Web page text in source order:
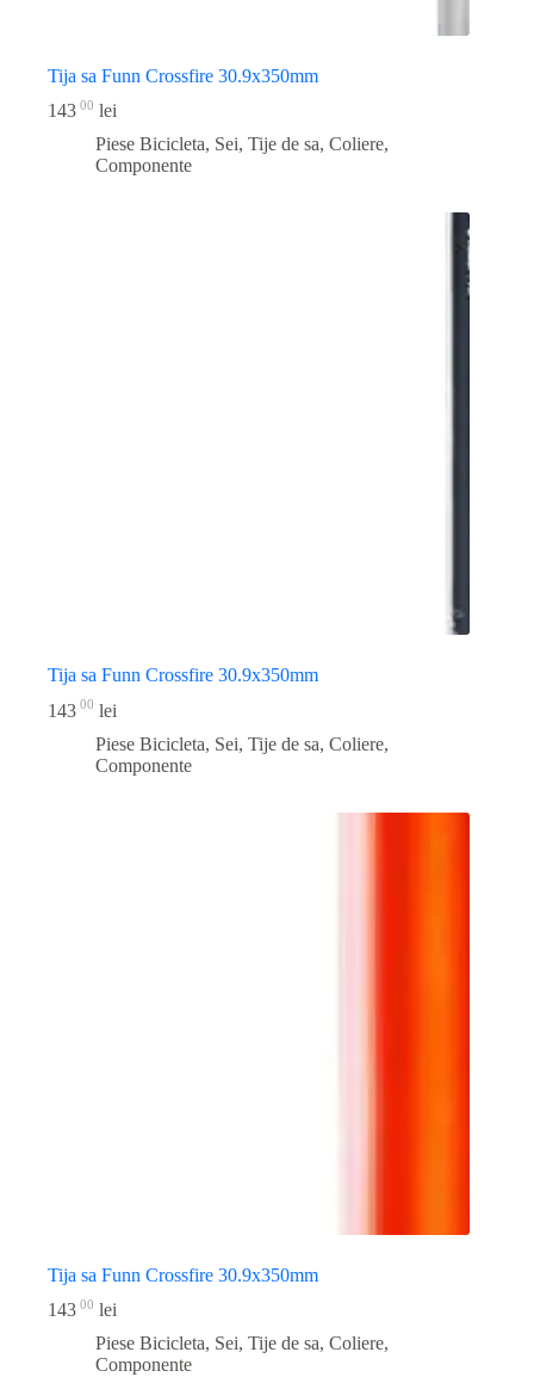
Tija sa Funn Crossfire 30.9x350mm
143 00 lei
Piese Bicicleta, Sei, Tije de sa, Coliere,
Componente
Tija sa Funn Crossfire 30.9x350mm
143 00 lei
Piese Bicicleta, Sei, Tije de sa, Coliere,
Componente
Tija sa Funn Crossfire 30.9x350mm
143 00 lei
Piese Bicicleta, Sei, Tije de sa, Coliere,
Componente